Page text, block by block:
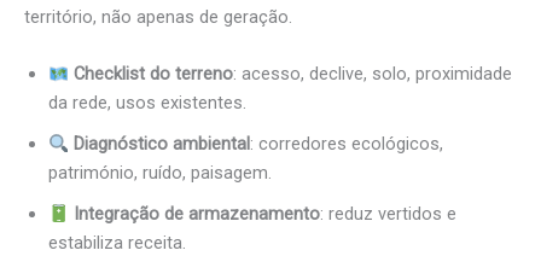
território, não apenas de geração.
Checklist do terreno: acesso, declive, solo, proximidade
da rede, usos existentes.
Diagnóstico ambiental: corredores ecológicos,
património, ruído, paisagem.
Integração de armazenamento: reduz vertidos e
estabiliza receita.